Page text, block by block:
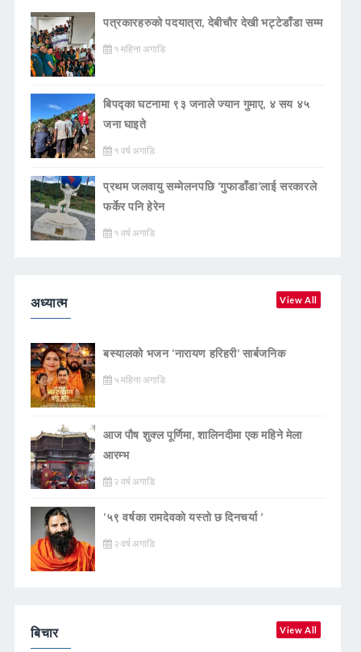
पत्रकारहरुको पदयात्रा, देबीचौर देखी भट्टेडाँडा सम्म
१ महिना अगाडि
बिपद्का घटनामा ९३ जनाले ज्यान गुमाए, ४ सय ४५
जना घाइते
१ वर्ष अगाडि
प्रथम जलवायु सम्मेलनपछि ‘गुफाडाँडा’लाई सरकारले
फर्केर पनि हेरेन
१ वर्ष अगाडि
अध्यात्म View All
बस्यालको भजन ‘नारायण हरिहरी’ सार्बजनिक
५ महिना अगाडि
आज पौष शुक्ल पूर्णिमा, शालिनदीमा एक महिने मेला
आरम्भ
२ वर्ष अगाडि
‘५९ वर्षका रामदेवकाे यस्ताे छ दिनचर्या ’
२ वर्ष अगाडि
बिचार View All